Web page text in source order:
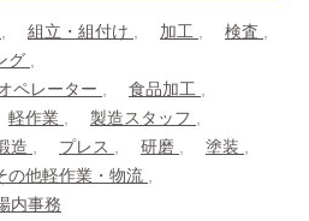
組立・組付け 加工
検査
グ
ペレーター
食品加工
軽作業
製造スタッフ
造 プレス 研磨
塗装
の他軽作業・物流
内事務